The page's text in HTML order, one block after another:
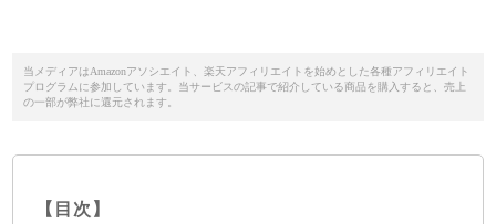
当メディアはAmazonアソシエイト、楽天アフィリエイトを始めとした各種アフィリエイト
プログラムに参加しています。当サービスの記事で紹介している商品を購入すると、売上
の一部が弊社に還元されます。
【目次】